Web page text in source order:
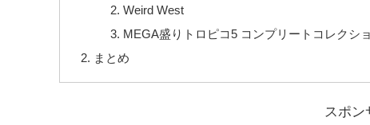
Weird West
MEGA盛りトロピコ5 コンプリートコレクシ
まとめ
スポン